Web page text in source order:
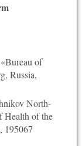
of
Russia,
North-
Health of the
195067